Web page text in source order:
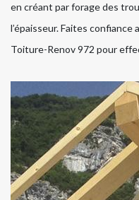
en créant par forage des
l’épaisseur. Faites
Toiture-Renov 972 pour